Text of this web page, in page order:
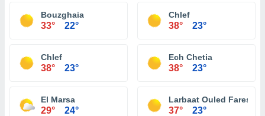
Bouzghaia
33° 22°
Chlef
38° 23°
Chlef
38° 23°
Ech Chetia
38° 23°
El Marsa
29° 24°
Larbaat Ouled Fares
37° 23°